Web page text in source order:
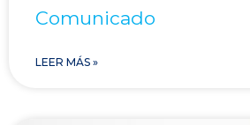
Comunicado
LEER MÁS »